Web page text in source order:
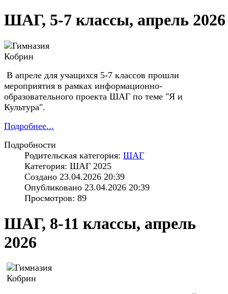
ШАГ, 5-7 классы, апрель 2026
В апреле для учащихся 5-7 классов прошли
мероприятия в рамках информационно-
образовательного проекта ШАГ по теме "Я и
Культура".
Подробнее...
Подробности
Родительская категория: ШАГ
Категория: ШАГ 2025
Создано 23.04.2026 20:39
Опубликовано 23.04.2026 20:39
Просмотров: 89
ШАГ, 8-11 классы, апрель
2026